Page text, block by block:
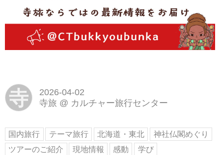
寺
2026-04-02
寺旅 @ カルチャー旅行センター
国内旅行 テーマ旅行 北海道・東北
神社仏閣めぐり
ツアーのご紹介
現地情報 感動 学び